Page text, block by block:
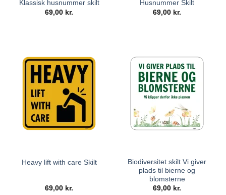
Klassisk husnummer skilt
69,00 kr.
Husnummer Skilt
69,00 kr.
Heavy lift with care Skilt
69,00 kr.
Biodiversitet skilt Vi giver
plads til bierne og
blomsterne
69,00 kr.